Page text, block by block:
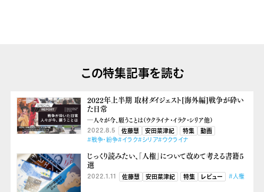
この特集記事を読む
2022年上半期 取材ダイジェスト[海外編]戦争が砕い
た日常
―人々が今、願うことは（ウクライナ・イラク・シリア他）
2022.8.5 佐藤慧 安田菜津紀 特集
動画
#戦争・紛争#イラク#シリア#ウクライナ
じっくり読みたい、「人権」について改めて考える書籍５
選
2022.1.11 佐藤慧 安田菜津紀 特集 レビュー #人権